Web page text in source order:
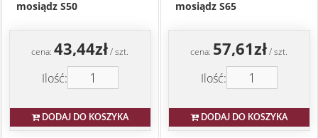
mosiądz S50
cena:43,44zł/ szt.
Ilość:
DODAJ DO KOSZYKA
mosiądz S65
cena: 57,61zł/ szt.
Ilość:
DODAJ DO KOSZYKA